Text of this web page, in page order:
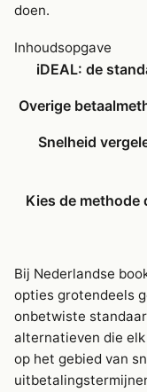
doen.
Inhoudsopgave
iDEAL: de
Overige
Snelheid
Kies de methode
Bij Nederlandse
opties grotendeels
onbetwiste
alternatieven die
op het gebied van